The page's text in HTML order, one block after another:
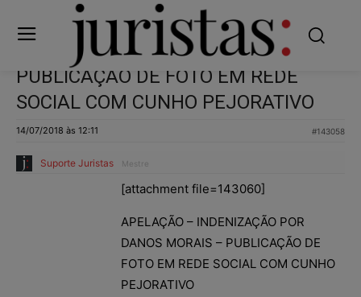
PUBLICAÇÃO DE FOTO EM REDE
SOCIAL COM CUNHO PEJORATIVO
14/07/2018 às 12:11 #143058
Suporte Juristas Mestre
[attachment file=143060]
APELAÇÃO – INDENIZAÇÃO POR
DANOS MORAIS – PUBLICAÇÃO DE
FOTO EM REDE SOCIAL COM CUNHO
PEJORATIVO